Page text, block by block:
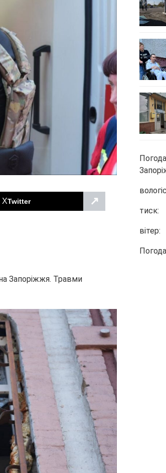
Twitter ↗
Запоріжжя. Травми
Погода
тиск:
вітер: